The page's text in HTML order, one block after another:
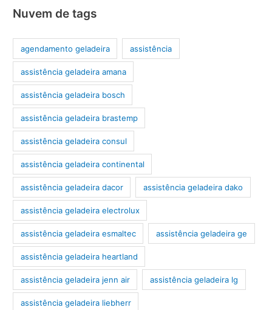
Nuvem de tags
agendamento geladeira assistência
assistência geladeira amana
assistência geladeira bosch
assistência geladeira brastemp
assistência geladeira consul
assistência geladeira continental
assistência geladeira dacor assistência geladeira dako
assistência geladeira electrolux
assistência geladeira esmaltec assistência geladeira ge
assistência geladeira heartland
assistência geladeira jenn air assistência geladeira lg
assistência geladeira liebherr